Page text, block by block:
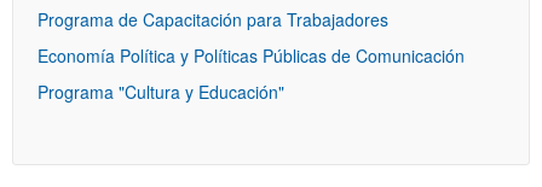
Programa de Capacitación para Trabajadores
Economía Política y Políticas Públicas de Comunicación
Programa "Cultura y Educación"